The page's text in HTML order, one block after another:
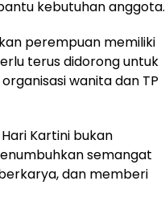
kebutuhan anggota.
perempuan memiliki
terus didorong untuk
wanita dan TP
Kartini bukan
semangat
dan memberi